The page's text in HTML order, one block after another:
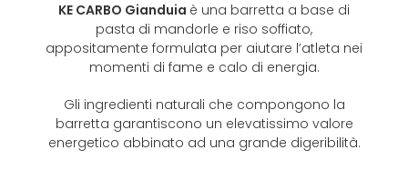
KE CARBO Gianduia è una barretta a base di
pasta di mandorle e riso soffiato,
appositamente formulata per aiutare l’atleta nei
momenti di fame e calo di energia.
Gli ingredienti naturali che compongono la
barretta garantiscono un elevatissimo valore
energetico abbinato ad una grande digeribilità.